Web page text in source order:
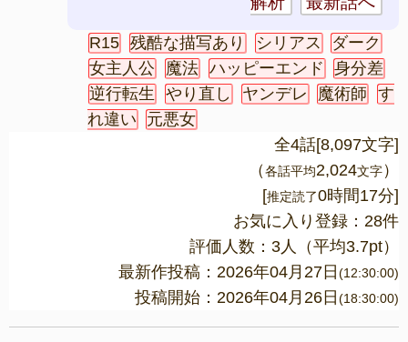
R15 残酷な描写あり シリアス
ダーク
女主人公
魔法 ハッピーエンド
身分差
逆行転生
やり直し ヤンデレ 魔術師
す
れ違い
元悪女
全4話[8,097文字]
（各話平均2,024文字）
[推定読了0時間17分]
お気に入り登録：28件
評価人数： 3 人（平均3.7pt）
最新作投稿：2026年04月27日(12:30:00)
投稿開始：2026年04月26日(18:30:00)